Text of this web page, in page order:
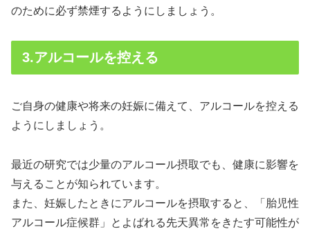
のために必ず禁煙するようにしましょう。
3.アルコールを控える
ご自身の健康や将来の妊娠に備えて、アルコールを控える
ようにしましょう。
最近の研究では少量のアルコール摂取でも、健康に影響を
与えることが知られています。
また、妊娠したときにアルコールを摂取すると、「胎児性
アルコール症候群」とよばれる先天異常をきたす可能性が